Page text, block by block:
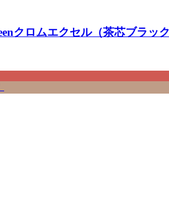
クロムエクセル（茶芯ブラッ